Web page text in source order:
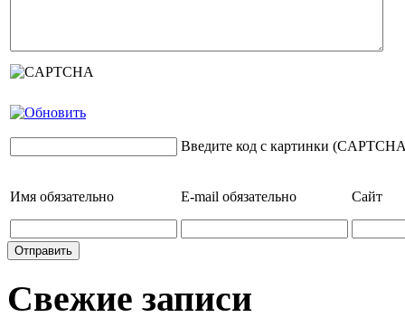
Введите код с картинки
Имя обязательно E-mail обязательно Сайт
Свежие записи